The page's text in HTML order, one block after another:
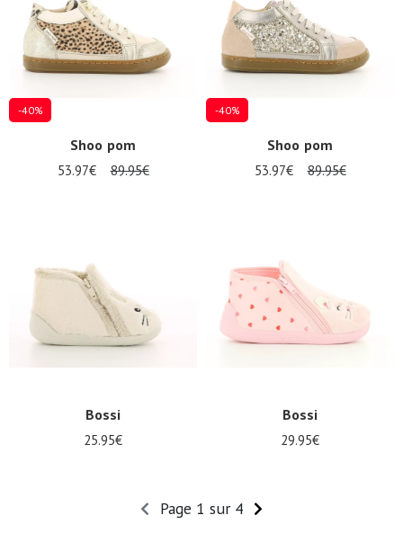
-40%
Shoo pom
53.97€ 89.95€
-40%
Shoo pom
53.97€ 89.95€
Bossi
25.95€
Bossi
29.95€
Page 1 sur 4